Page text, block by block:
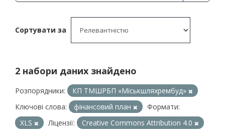
Сортувати за
2 набори даних знайдено
Розпорядники:
КП ТМШРБП «Міськшляхрембуд»
Ключові слова:
фінансовий план
Формати:
XLS
Ліцензії:
Creative Commons Attribution 4.0